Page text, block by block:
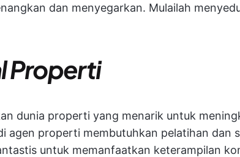
dan menyegarkan. Mulailah
Properti
dunia properti yang menarik untuk
agen properti membutuhkan pelatihan dan
untuk memanfaatkan keterampilan